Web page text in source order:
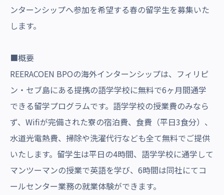
ンターンシップへ参加を希望する春の留学生を募集いた
します。
■概要
REERACOEN BPOの海外インターンシップは、フィリピ
ン・セブ島にある提携の語学学校に無料で6ヶ月間通学
できる留学プログラムです。語学学校の授業費のみなら
ず、Wifiが完備された寮の宿泊費、食費（平日3食分）、
水道光電熱費、掃除や洗濯代行なども全て無料でご提供
いたします。留学生は平日の4時間、語学学校に通学して
マンツーマンの授業で英語を学び、6時間は同社にてコ
ールセンター業務の就業体験ができます。